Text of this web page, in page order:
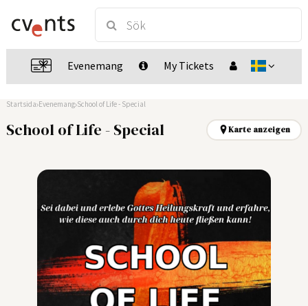
Evenemang My Tickets
Startsida Evenemang School of Life - Special
School of Life - Special Karte anzeigen